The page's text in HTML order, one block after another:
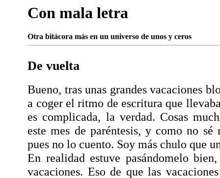
Con mala letra
Otra bitácora más en un universo de unos y ceros
De vuelta
Bueno, tras unas grandes vacaciones
a coger el ritmo de escritura que
es complicada, la verdad. Cosas
este mes de paréntesis, y como no sé
pues no lo cuento. Soy más chulo que
En realidad estuve pasándomelo
vacaciones. Eso de que las